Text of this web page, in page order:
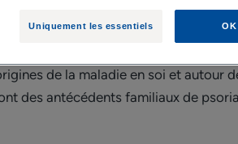
COMPLEXE ET MULTIFACTORIELLE
de la maladie en soi et autour
des antécédents familiaux de
Uniquement les essentiels OK